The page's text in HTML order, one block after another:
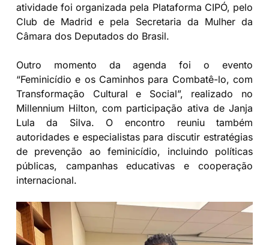
atividade foi organizada pela Plataforma CIPÓ, pelo
Club de Madrid e pela Secretaria da Mulher da
Câmara dos Deputados do Brasil.
Outro momento da agenda foi o evento
“Feminicídio e os Caminhos para Combatê-lo, com
Transformação Cultural e Social”, realizado no
Millennium Hilton, com participação ativa de Janja
Lula da Silva. O encontro reuniu também
autoridades e especialistas para discutir estratégias
de prevenção ao feminicídio, incluindo políticas
públicas, campanhas educativas e cooperação
internacional.